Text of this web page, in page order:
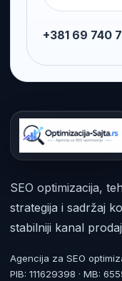
+381 69 740
SEO optimizacija,
strategija i sadržaj
stabilniji kanal
Agencija za SEO
PIB: 111629398 · MB: